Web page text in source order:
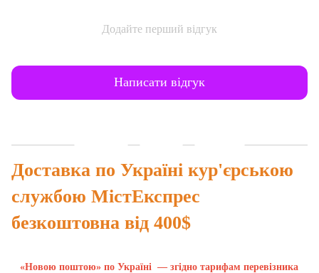
Додайте перший відгук
Написати відгук
Доставка по Україні кур'єрською
службою МістЕкспрес
безкоштовна від 400$
«Новою поштою» по Україні — згідно тарифам перевізника